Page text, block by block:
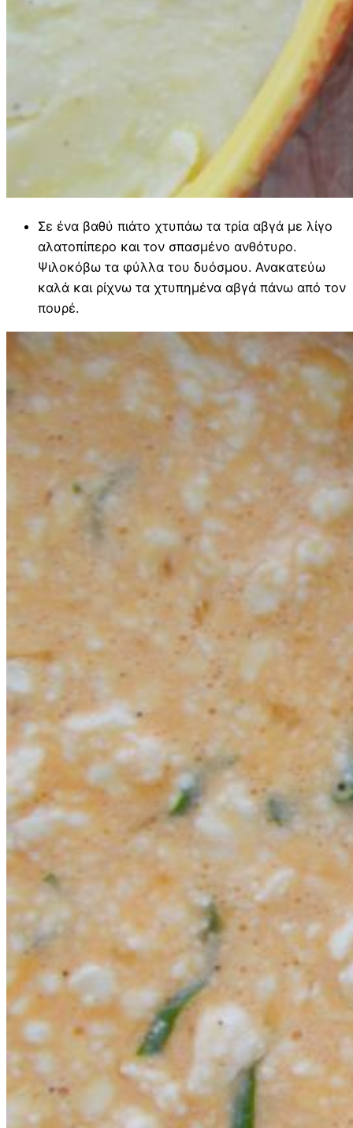
Σε ένα βαθύ πιάτο χτυπάω τα τρία αβγά με λίγο
αλατοπίπερο και τον σπασμένο ανθότυρο.
Ψιλοκόβω τα φύλλα του δυόσμου. Ανακατεύω
καλά και ρίχνω τα χτυπημένα αβγά πάνω από τον
πουρέ.